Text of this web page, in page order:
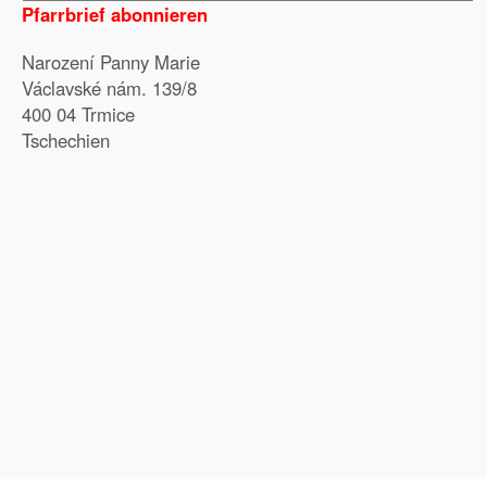
Pfarrbrief abonnieren
Narození Panny Marie
Václavské nám. 139/8
400 04 Trmice
Tschechien